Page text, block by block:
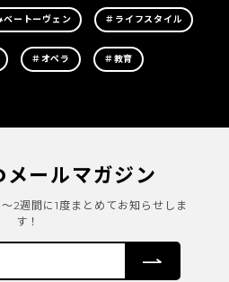
ベートーヴェン ＃ライフスタイル
＃オペラ ＃教育
ールマガジン
2週間に1度まとめてお知らせしま
す！